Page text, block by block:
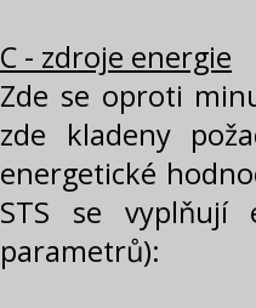
C - zdroje energie
Zde se oproti
zde kladeny
energetické
STS se vyplňují
parametrů):